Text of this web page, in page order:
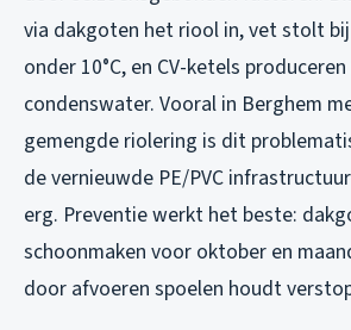
via dakgoten het riool in, vet stolt
onder 10°C, en CV-ketels
condenswater. Vooral in Berghem
gemengde riolering is dit
de vernieuwde PE/PVC
erg. Preventie werkt het beste:
schoonmaken voor oktober en
door afvoeren spoelen houdt